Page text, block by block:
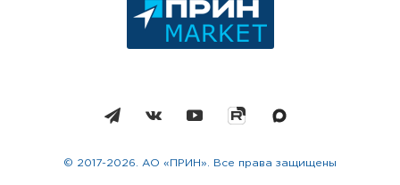
© 2017-2026. АО «ПРИН». Все права защищены